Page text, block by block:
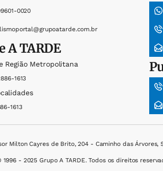
0020
A TARDE
Região Metropolitana
1613
1613
Milton Cayres de Brito, 204 - Caminho das Árvores,
- 2025 Grupo A TARDE. Todos os direitos